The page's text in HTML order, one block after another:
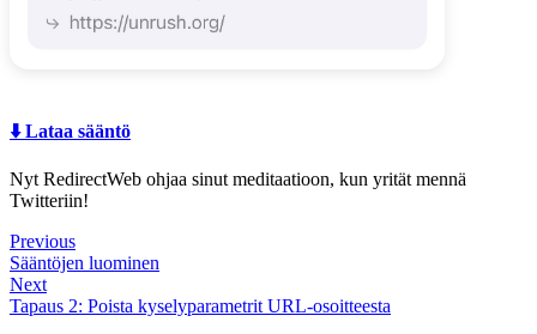
⬇️ Lataa sääntö
Nyt RedirectWeb ohjaa sinut meditaatioon, kun yrität mennä
Twitteriin!
Previous
Sääntöjen luominen
Next
Tapaus 2: Poista kyselyparametrit URL-osoitteesta